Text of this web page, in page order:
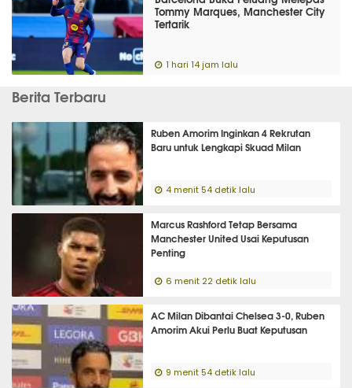
Tommy Marques, Manchester City
Tertarik
1 hari 14 jam lalu
Berita Terbaru
Ruben Amorim Inginkan 4 Rekrutan
Baru untuk Lengkapi Skuad Milan
4 menit 54 detik lalu
Marcus Rashford Tetap Bersama
Manchester United Usai Keputusan
Penting
6 menit 22 detik lalu
AC Milan Dibantai Chelsea 3-0, Ruben
Amorim Akui Perlu Buat Keputusan
9 menit 54 detik lalu